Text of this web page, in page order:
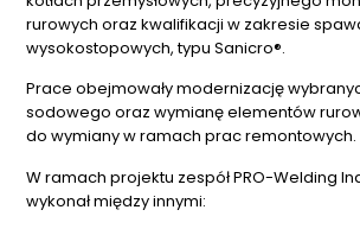
rurowych oraz kwalifikacji w zakresie
wysokostopowych, typu Sanicro®.
Prace obejmowały modernizację
sodowego oraz wymianę elementów
do wymiany w ramach prac remontowych.
W ramach projektu zespół PRO-Welding
wykonał między innymi: